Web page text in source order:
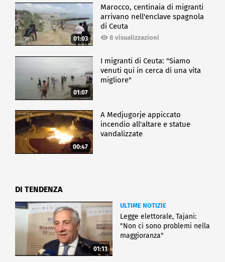
01:03
Marocco, centinaia di migranti
arrivano nell'enclave spagnola
di Ceuta
8 visualizzazioni
01:07
I migranti di Ceuta: "Siamo
venuti qui in cerca di una vita
migliore"
00:47
A Medjugorje appiccato
incendio all'altare e statue
vandalizzate
DI TENDENZA
01:11
ULTIME NOTIZIE
Legge elettorale, Tajani:
"Non ci sono problemi nella
maggioranza"